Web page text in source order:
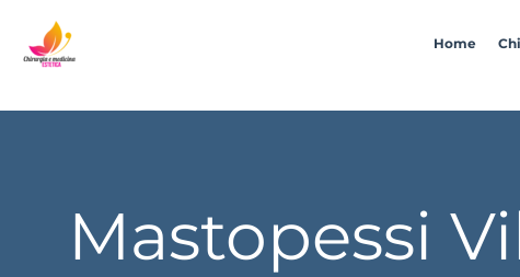
Home
Mastopessi